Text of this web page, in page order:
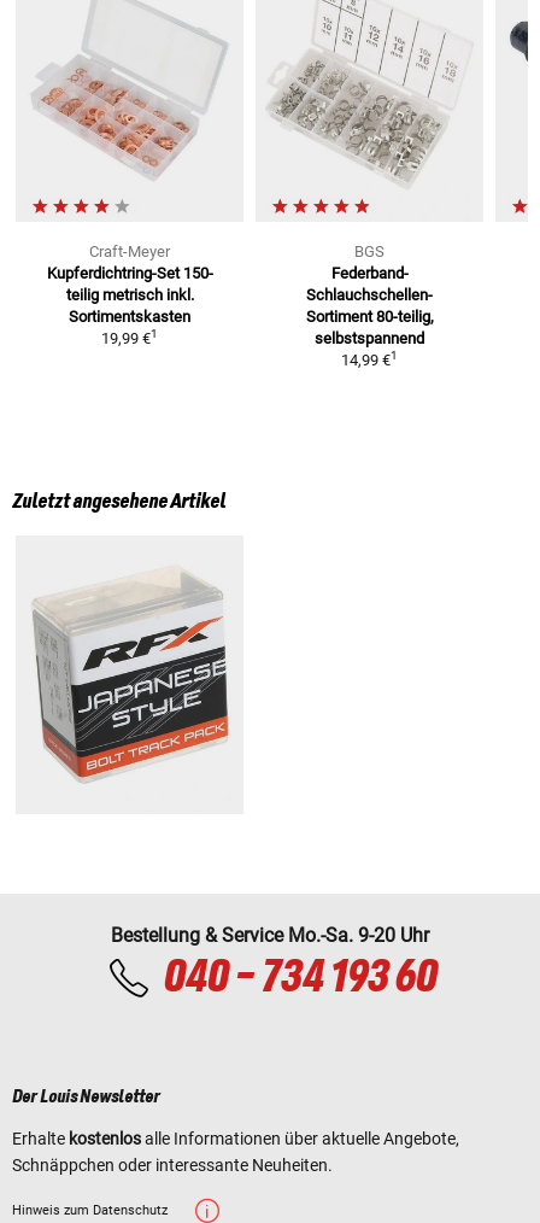
Craft-Meyer
Kupferdichtring-Set 150-
teilig metrisch inkl.
Sortimentskasten
19,99 €1
BGS
Federband-
Schlauchschellen-
Sortiment 80-teilig,
selbstspannend
14,99 €1
Zuletzt angesehene Artikel
Bestellung & Service Mo.-Sa. 9-20 Uhr
040 - 734 193 60
Der Louis Newsletter
Erhalte kostenlosalle Informationen über aktuelle Angebote,
Schnäppchen oder interessante Neuheiten.
Hinweis zum Datenschutz